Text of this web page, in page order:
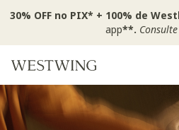
30% OFF no PIX* + 100% de
app**.